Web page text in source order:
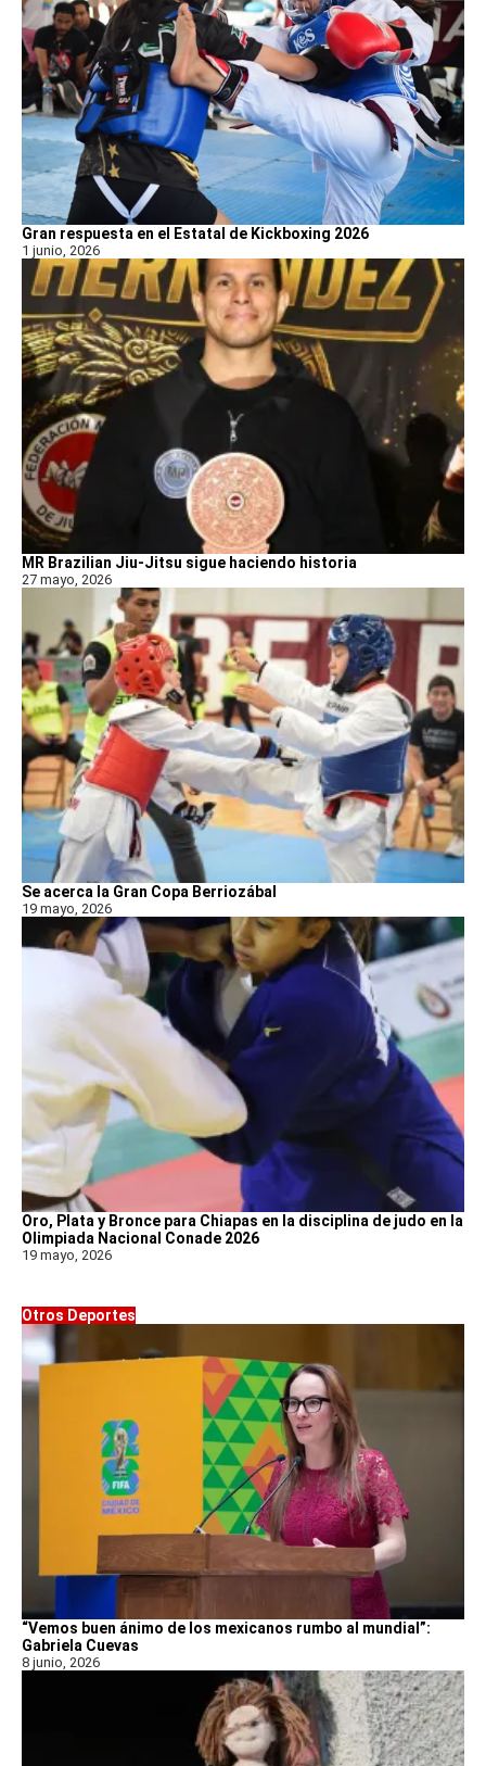
Gran respuesta en el Estatal de Kickboxing 2026
1 junio, 2026
MR Brazilian Jiu-Jitsu sigue haciendo historia
27 mayo, 2026
Se acerca la Gran Copa Berriozábal
19 mayo, 2026
Oro, Plata y Bronce para Chiapas en la disciplina de judo en la
Olimpiada Nacional Conade 2026
19 mayo, 2026
Otros Deportes
“Vemos buen ánimo de los mexicanos rumbo al mundial”:
Gabriela Cuevas
8 junio, 2026